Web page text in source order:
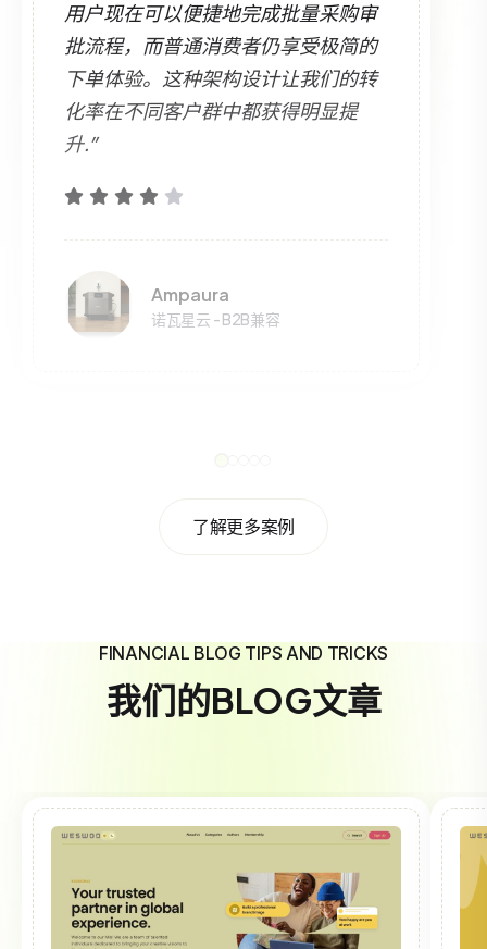
用户现在可以便捷地完成批量采购审
批流程，而普通消费者仍享受极简的
下单体验。这种架构设计让我们的转
化率在不同客户群中都获得明显提
升.”
Ampaura
诺瓦星云 - B2B兼容
了解更多案例
FINANCIAL BLOG TIPS AND TRICKS
我们的BLOG文章